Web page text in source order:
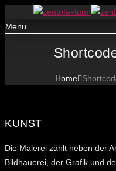
Menu
Home
KUNST
Die Malerei zählt neben der
Bildhauerei, der Grafik und